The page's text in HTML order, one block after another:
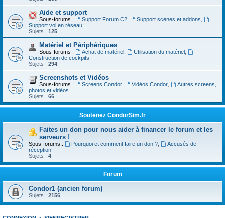
Aide et support
Sous-forums : Support Forum C2, Support scènes et addons
Support vol en réseau
Sujets : 125
Matériel et Périphériques
Sous-forums : Achat de matériel, Utilisation du matériel,
Construction de cockpits
Sujets : 294
Screenshots et Vidéos
Sous-forums : Screens Condor, Vidéos Condor,
Autres screens,
photos et vidéos
Sujets : 66
Soutenez CondorSim.fr
Faites un don pour nous aider à financer le forum et les
serveurs !
Sous-forums : Pourquoi et comment faire un don ?,
Accusés de
réception
Sujets : 4
Forum
Condor1 (ancien forum)
Sujets : 2156